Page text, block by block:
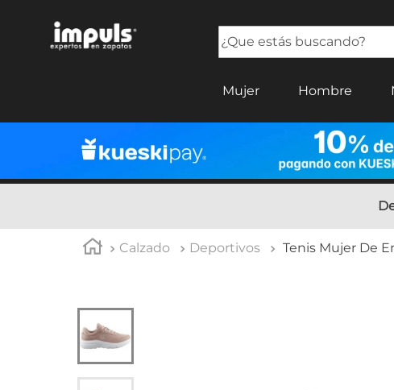
Mujer Hombre
Calzado Deportivos Tenis Mujer De
sandalias mujer
tenis hombre